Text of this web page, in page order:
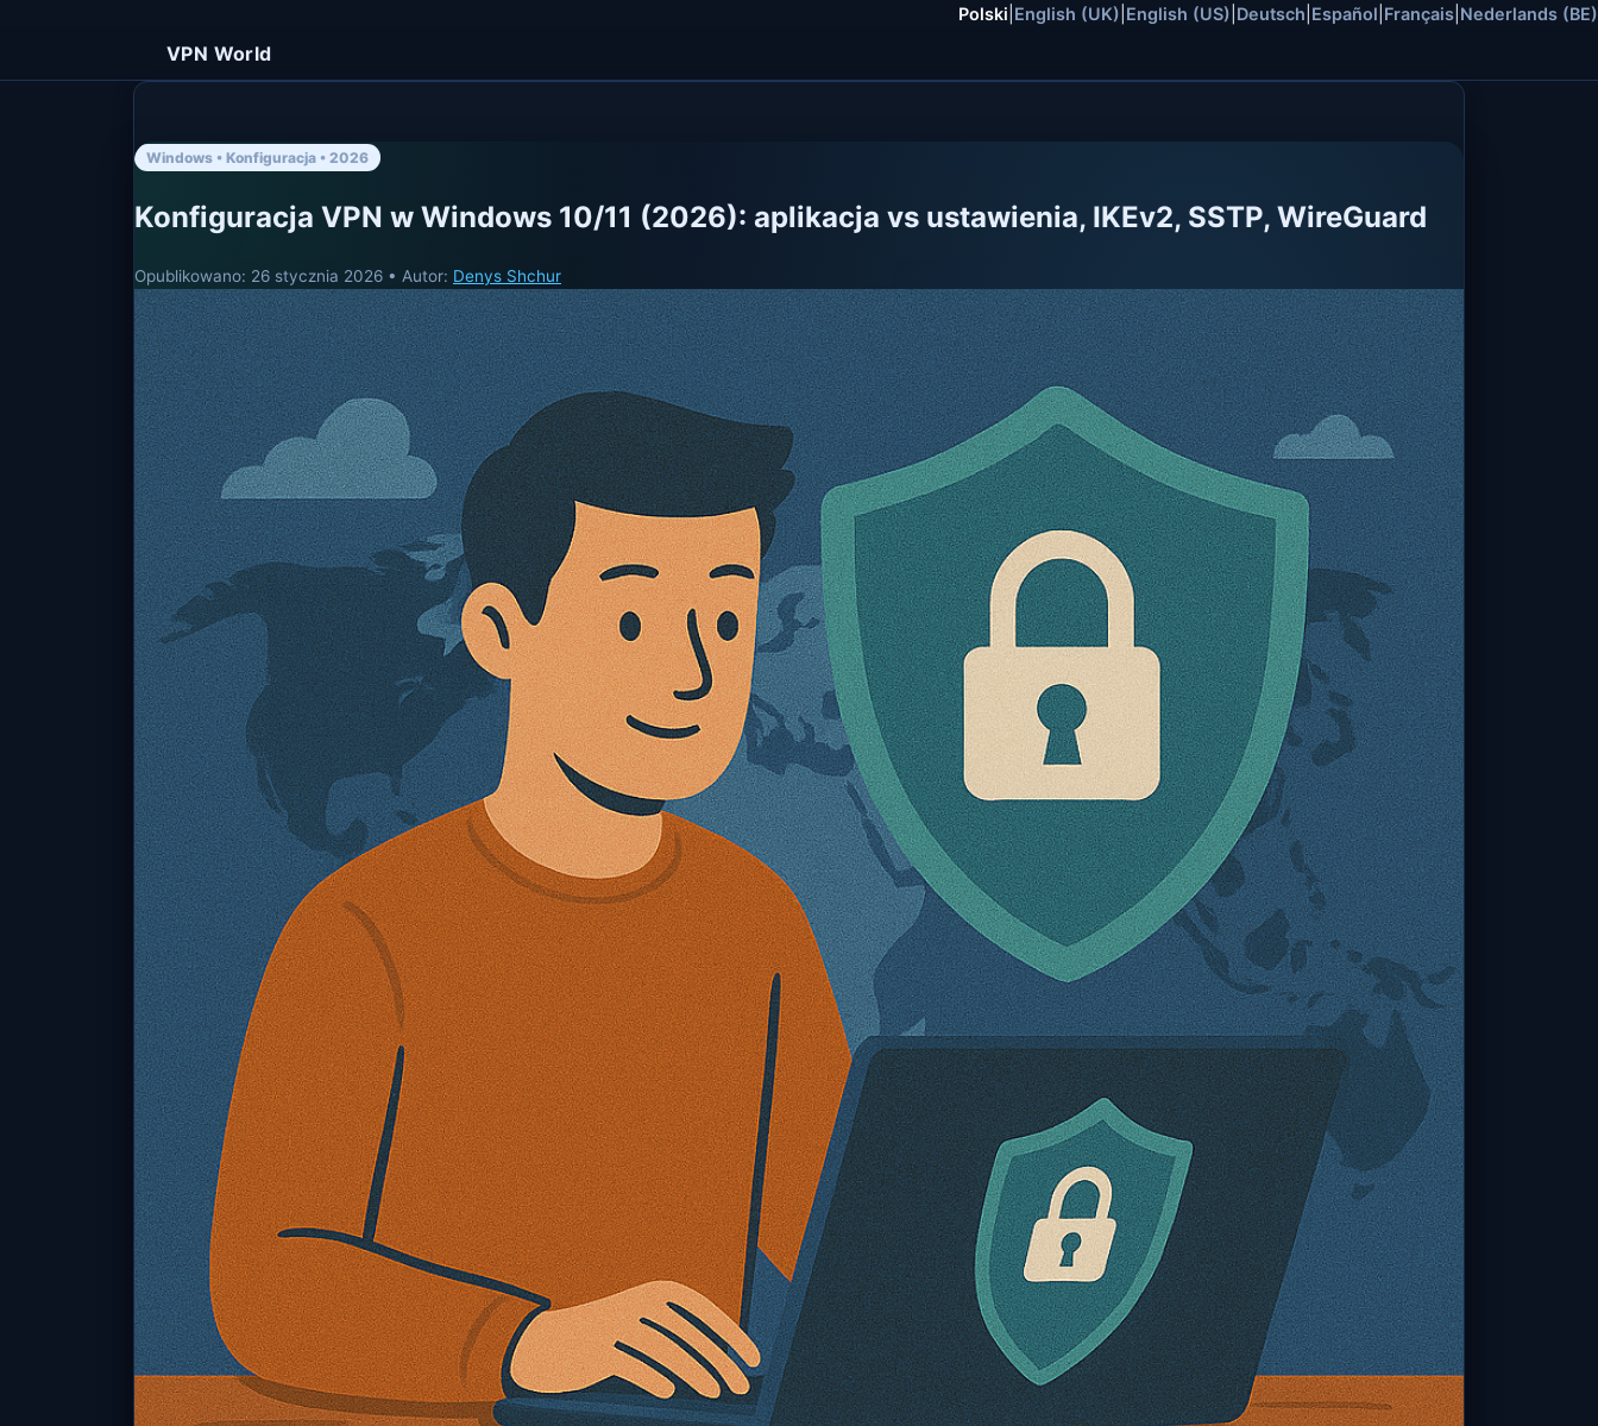
Polski English (UK) English (US) Deutsch Español Français Nederlands (BE)
VPN World
Windows • Konfiguracja • 2026
Konfiguracja VPN w Windows 10/11 (2026): aplikacja vs ustawienia, IKEv2, SSTP, WireGuard
Opublikowano: 26 stycznia 2026 • Autor: Denys Shchur